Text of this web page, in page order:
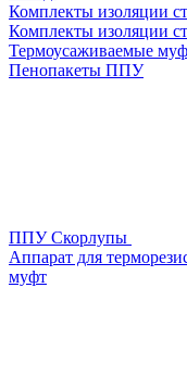
Комплекты изоляции
Комплекты изоляции
Термоусаживаемые
Пенопакеты ППУ
ППУ Скорлупы
Аппарат для
муфт